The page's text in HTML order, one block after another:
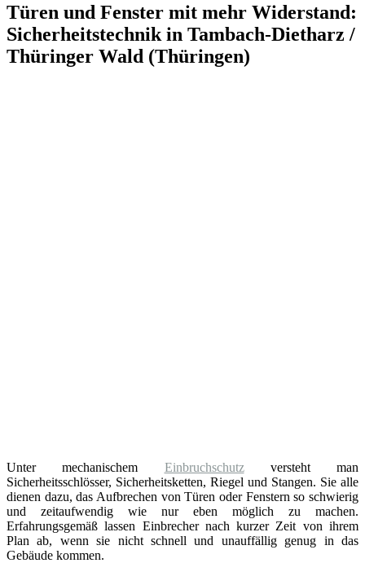
Türen und Fenster mit mehr Widerstand:
Sicherheitstechnik in Tambach-Dietharz /
Thüringer Wald (Thüringen)
Unter mechanischem Einbruchschutzversteht man
Sicherheitsschlösser, Sicherheitsketten, Riegel und Stangen. Sie alle
dienen dazu, das Aufbrechen von Türen oder Fenstern so schwierig
und zeitaufwendig wie nur eben möglich zu machen.
Erfahrungsgemäß lassen Einbrecher nach kurzer Zeit von ihrem
Plan ab, wenn sie nicht schnell und unauffällig genug in das
Gebäude kommen.